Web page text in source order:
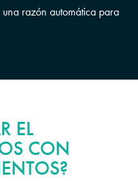
razón automática para
EL
CON